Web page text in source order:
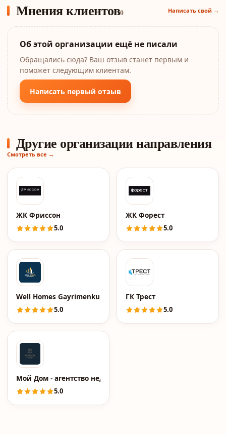
Мнения клиентов0 Написать свой →
Об этой организации ещё не писали
Обращались сюда? Ваш отзыв станет первым и
поможет следующим клиентам.
Написать первый отзыв
Другие организации направления
Смотреть все →
ЖК Фриссон
5.0
ЖК Форест
5.0
Well Homes Gayrimenkul
5.0
ГК Трест
5.0
Мой Дом - агентство недвижимости
5.0